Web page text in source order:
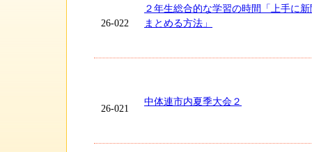
26-022
２年生総合的な学習の時間「上手に
まとめる方法」
26-021
中体連市内夏季大会２